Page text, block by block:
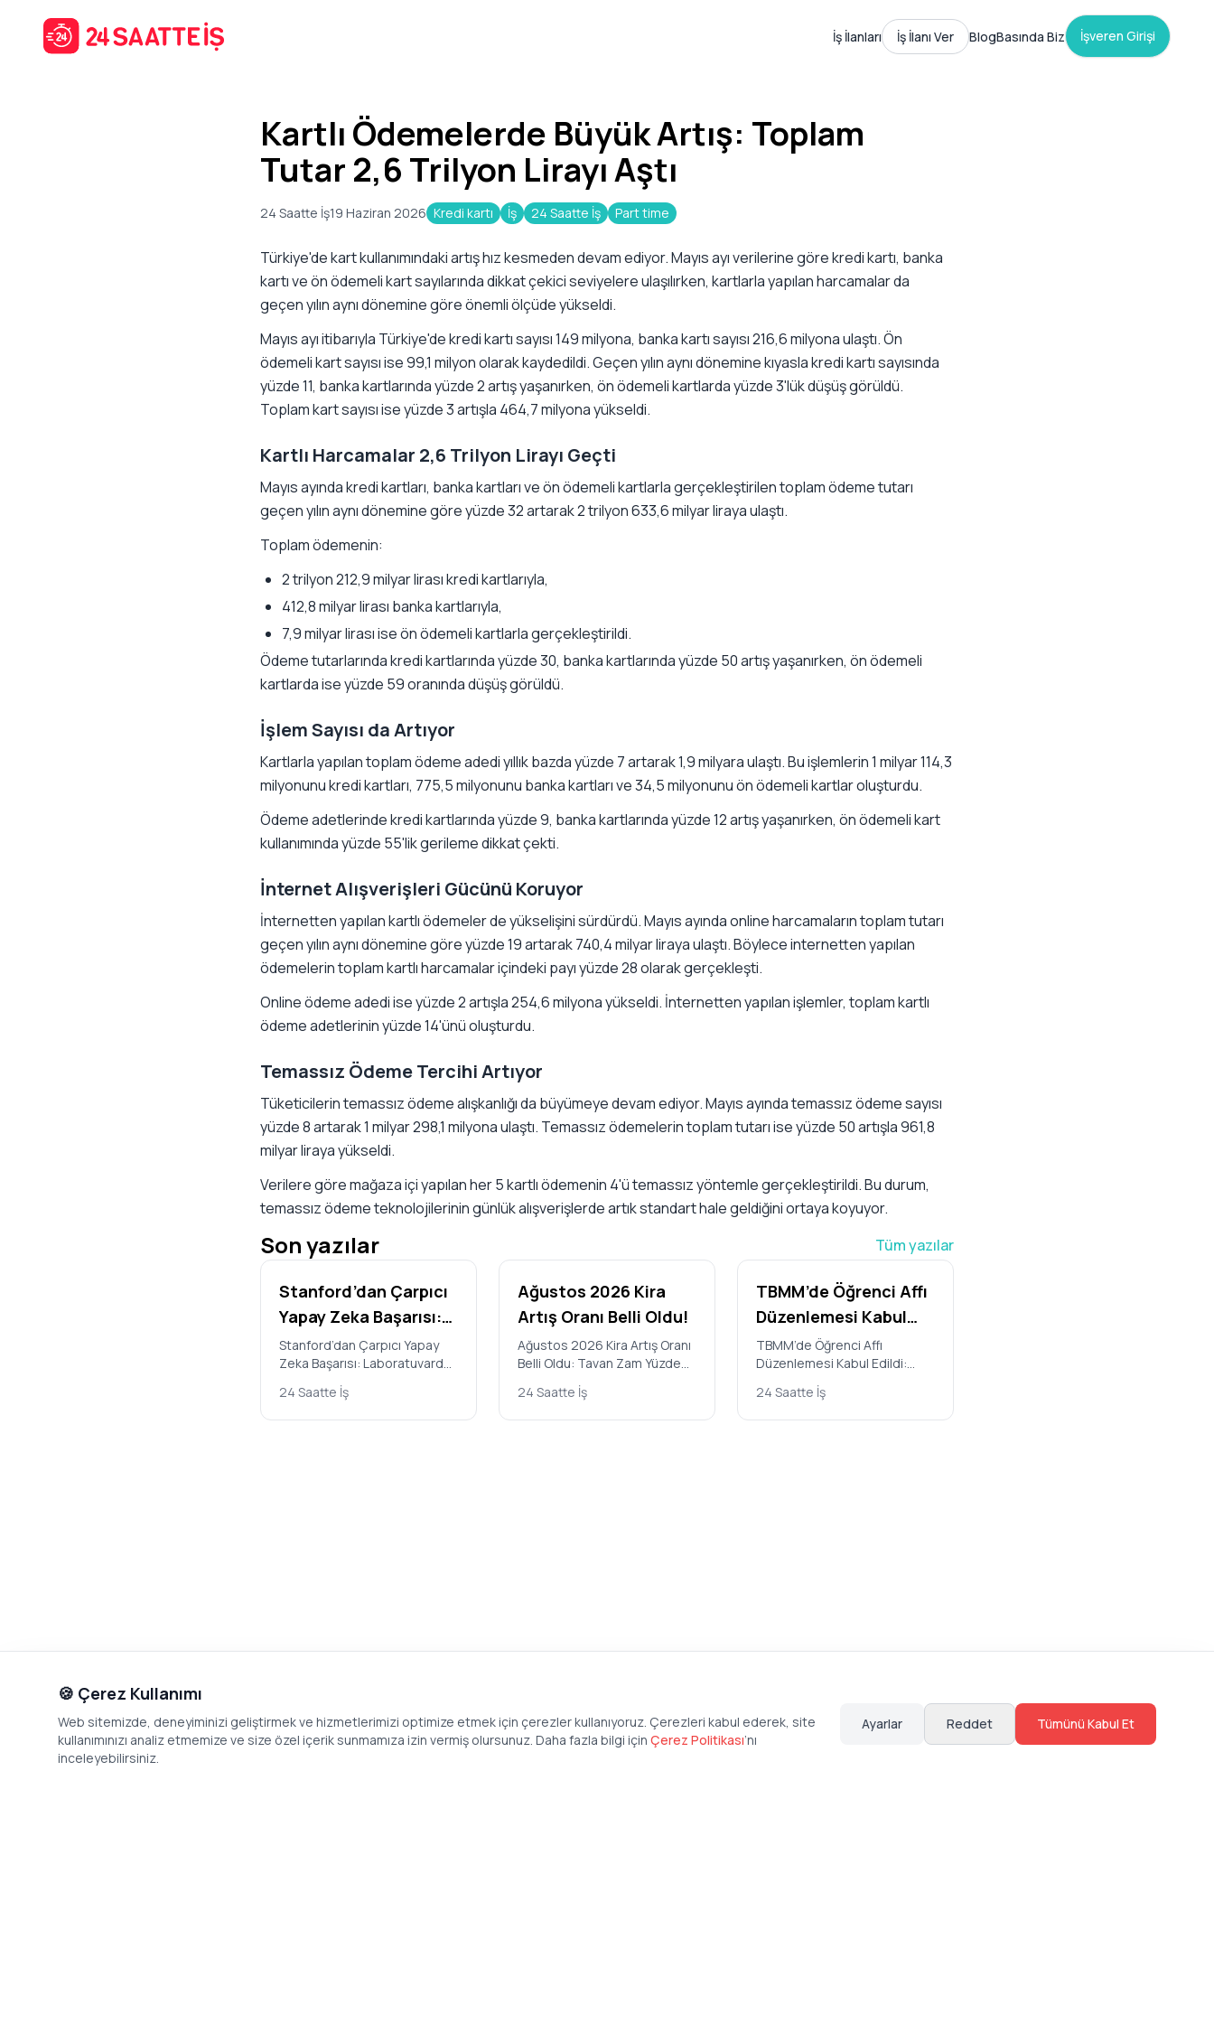
İş İlanları İş İlanı Ver BlogBasında Biz İşveren Girişi
Kartlı Ödemelerde Büyük Artış: Toplam
Tutar 2,6 Trilyon Lirayı Aştı
24 Saatte İş19 Haziran 2026 Kredi kartı İş 24 Saatte İş Part time
Türkiye'de kart kullanımındaki artış hız kesmeden devam ediyor. Mayıs ayı verilerine göre kredi kartı, banka
kartı ve ön ödemeli kart sayılarında dikkat çekici seviyelere ulaşılırken, kartlarla yapılan harcamalar da
geçen yılın aynı dönemine göre önemli ölçüde yükseldi.
Mayıs ayı itibarıyla Türkiye'de kredi kartı sayısı 149 milyona, banka kartı sayısı 216,6 milyona ulaştı. Ön
ödemeli kart sayısı ise 99,1 milyon olarak kaydedildi. Geçen yılın aynı dönemine kıyasla kredi kartı sayısında
yüzde 11, banka kartlarında yüzde 2 artış yaşanırken, ön ödemeli kartlarda yüzde 3'lük düşüş görüldü.
Toplam kart sayısı ise yüzde 3 artışla 464,7 milyona yükseldi.
Kartlı Harcamalar 2,6 Trilyon Lirayı Geçti
Mayıs ayında kredi kartları, banka kartları ve ön ödemeli kartlarla gerçekleştirilen toplam ödeme tutarı
geçen yılın aynı dönemine göre yüzde 32 artarak 2 trilyon 633,6 milyar liraya ulaştı.
Toplam ödemenin:
2 trilyon 212,9 milyar lirası kredi kartlarıyla,
412,8 milyar lirası banka kartlarıyla,
7,9 milyar lirası ise ön ödemeli kartlarla gerçekleştirildi.
Ödeme tutarlarında kredi kartlarında yüzde 30, banka kartlarında yüzde 50 artış yaşanırken, ön ödemeli
kartlarda ise yüzde 59 oranında düşüş görüldü.
İşlem Sayısı da Artıyor
Kartlarla yapılan toplam ödeme adedi yıllık bazda yüzde 7 artarak 1,9 milyara ulaştı. Bu işlemlerin 1 milyar 114,3
milyonunu kredi kartları, 775,5 milyonunu banka kartları ve 34,5 milyonunu ön ödemeli kartlar oluşturdu.
Ödeme adetlerinde kredi kartlarında yüzde 9, banka kartlarında yüzde 12 artış yaşanırken, ön ödemeli kart
kullanımında yüzde 55'lik gerileme dikkat çekti.
İnternet Alışverişleri Gücünü Koruyor
İnternetten yapılan kartlı ödemeler de yükselişini sürdürdü. Mayıs ayında online harcamaların toplam tutarı
geçen yılın aynı dönemine göre yüzde 19 artarak 740,4 milyar liraya ulaştı. Böylece internetten yapılan
ödemelerin toplam kartlı harcamalar içindeki payı yüzde 28 olarak gerçekleşti.
Online ödeme adedi ise yüzde 2 artışla 254,6 milyona yükseldi. İnternetten yapılan işlemler, toplam kartlı
ödeme adetlerinin yüzde 14'ünü oluşturdu.
Temassız Ödeme Tercihi Artıyor
Tüketicilerin temassız ödeme alışkanlığı da büyümeye devam ediyor. Mayıs ayında temassız ödeme sayısı
yüzde 8 artarak 1 milyar 298,1 milyona ulaştı. Temassız ödemelerin toplam tutarı ise yüzde 50 artışla 961,8
milyar liraya yükseldi.
Verilere göre mağaza içi yapılan her 5 kartlı ödemenin 4'ü temassız yöntemle gerçekleştirildi. Bu durum,
temassız ödeme teknolojilerinin günlük alışverişlerde artık standart hale geldiğini ortaya koyuyor.
Son yazılar Tüm yazılar
Stanford’dan Çarpıcı
Yapay Zeka Başarısı:
Laboratuvarda
Çoğalabilen Yeni
Virüsler Tasarlandı
Stanford’dan Çarpıcı Yapay
Zeka Başarısı: Laboratuvarda
Çoğalabilen Yeni Virüsler
Tasarlandı ABD’deki Stanford
Üniversit…
24 Saatte İş
Ağustos 2026 Kira
Artış Oranı Belli Oldu!
Ağustos 2026 Kira Artış Oranı
Belli Oldu: Tavan Zam Yüzde
31,90 Türkiye İstatistik
Kurumu’nun (TÜİK) açıkladığı
Temmuz 2…
24 Saatte İş
TBMM’de Öğrenci Affı
Düzenlemesi Kabul
Edildi: Kimler
Yararlanabilecek,
Hangi Cezalar
Geliyor?
TBMM’de Öğrenci Affı
Düzenlemesi Kabul Edildi:
Kimler Yararlanabilecek, Hangi
Cezalar Geliyor? Türkiye
Büyük Millet Mecl…
24 Saatte İş
🍪 Çerez Kullanımı
Web sitemizde, deneyiminizi geliştirmek ve hizmetlerimizi optimize etmek için çerezler kullanıyoruz. Çerezleri kabul ederek, site
kullanımınızı analiz etmemize ve size özel içerik sunmamıza izin vermiş olursunuz. Daha fazla bilgi için Çerez Politikası’nı
inceleyebilirsiniz.
Ayarlar Reddet Tümünü Kabul Et